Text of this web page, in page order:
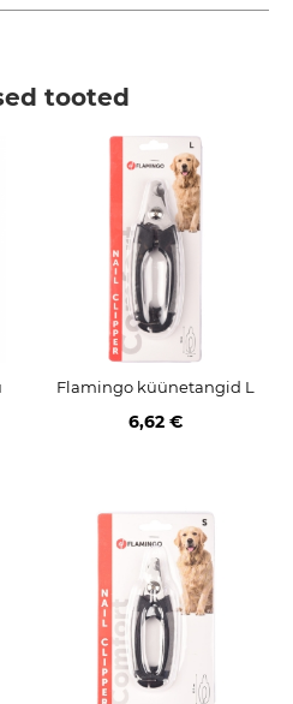
tooted
Flamingo küünetangid L
6,62 €